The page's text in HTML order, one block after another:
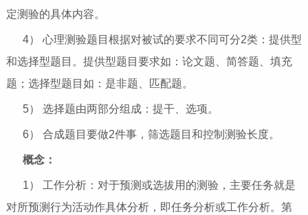
定测验的具体内容。
4） 心理测验题目根据对被试的要求不同可分2类：提供型
和选择型题目。提供型题目要求如：论文题、简答题、填充
题；选择型题目如：是非题、匹配题。
5） 选择题由两部分组成：提干、选项。
6） 合成题目要做2件事，筛选题目和控制测验长度。
概念：
1） 工作分析：对于预测或选拔用的测验，主要任务就是
对所预测行为活动作具体分析，即任务分析或工作分析。第